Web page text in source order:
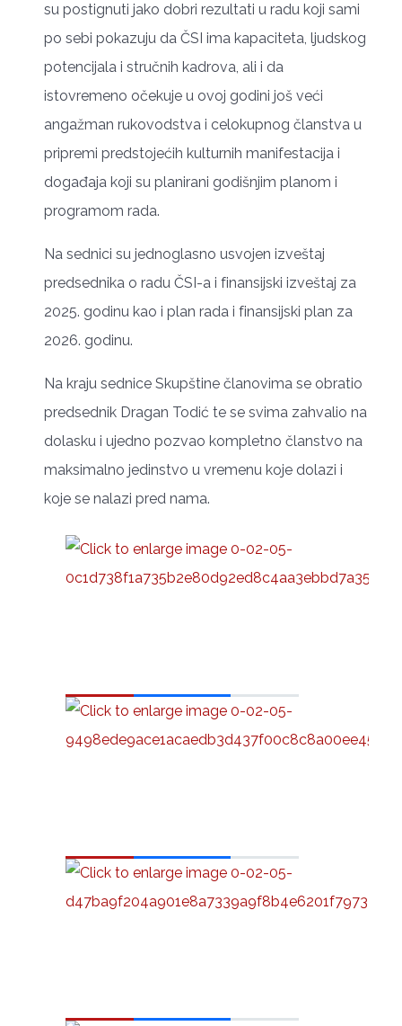
su postignuti jako dobri rezultati u radu koji sami
po sebi pokazuju da ČSI ima kapaciteta, ljudskog
potencijala i stručnih kadrova, ali i da
istovremeno očekuje u ovoj godini još veći
angažman rukovodstva i celokupnog članstva u
pripremi predstojećih kulturnih manifestacija i
događaja koji su planirani godišnjim planom i
programom rada.
Na sednici su jednoglasno usvojen izveštaj
predsednika o radu ČSI-a i finansijski izveštaj za
2025. godinu kao i plan rada i finansijski plan za
2026. godinu.
Na kraju sednice Skupštine članovima se obratio
predsednik Dragan Todić te se svima zahvalio na
dolasku i ujedno pozvao kompletno članstvo na
maksimalno jedinstvo u vremenu koje dolazi i
koje se nalazi pred nama.